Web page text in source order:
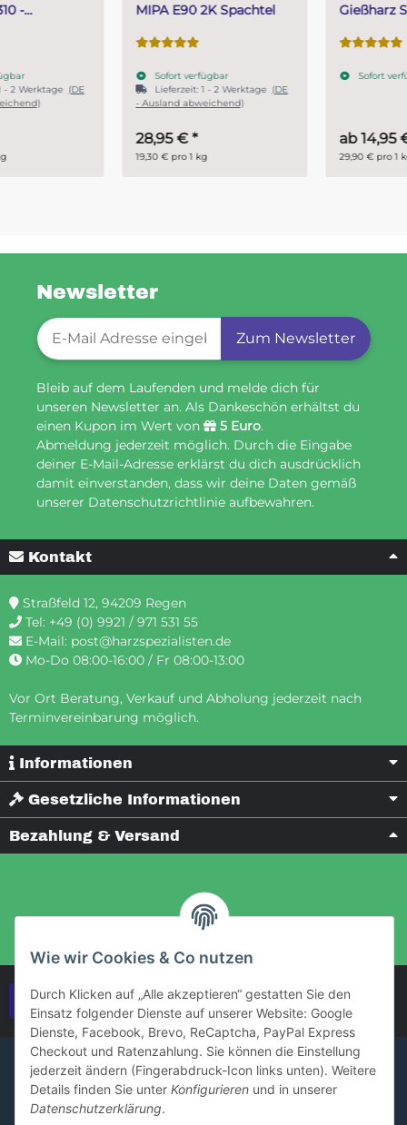
Wie wir Cookies & Co nutzen
Durch Klicken auf „Alle akzeptieren“ gestatten Sie den
Einsatz folgender Dienste auf unserer Website: Google
Dienste, Facebook, Brevo, ReCaptcha, PayPal Express
Checkout und Ratenzahlung. Sie können die Einstellung
jederzeit ändern (Fingerabdruck-Icon links unten). Weitere
Details finden Sie unter Konfigurieren und in unserer
Datenschutzerklärung.
MIPA E90 2K Spachtel
Lieferzeit:
1 - 2 Werktage(DE
- Ausland abweichend)
Gießharz SKresin 6804
Newsletter
Newsletter-Registrierung
Zum Newsletter
Bleib auf dem Laufenden und melde dich für
unseren Newsletter an. Als Dankeschön erhältst du
einen Kupon im Wert von
5 Euro.
Abmeldung jederzeit möglich. Durch die Eingabe
deiner E-Mail-Adresse erklärst du dich ausdrücklich
damit einverstanden, dass wir deine Daten gemäß
unserer Datenschutzrichtlinie aufbewahren.
Kontakt
Straßfeld 12, 94209 Regen
Tel: +49 (0) 9921 / 971 531 55
E-Mail: post@harzspezialisten.de
Mo-Do 08:00-16:00 / Fr 08:00-13:00
Vor Ort Beratung, Verkauf und Abholung jederzeit nach
Terminvereinbarung möglich.
Informationen
Gesetzliche Informationen
Bezahlung & Versand
Vertrag widerrufen